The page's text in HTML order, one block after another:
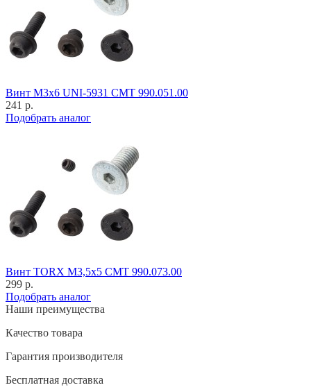
Винт M3x6 UNI-5931 CMT 990.051.00
241 р.
Подобрать аналог
Винт TORX M3,5x5 CMT 990.073.00
299 р.
Подобрать аналог
Наши преимущества
Качество товара
Гарантия производителя
Бесплатная доставка